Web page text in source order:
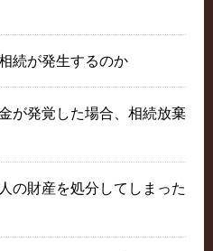
続が発生するのか
が発覚した場合、相続放棄
の財産を処分してしまった